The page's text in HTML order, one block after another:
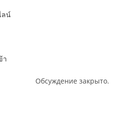
ลน์
า
Обсуждение закрыто.